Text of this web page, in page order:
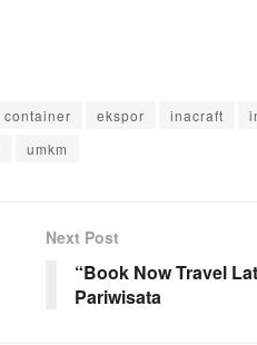
container ekspor inacraft
umkm
Next Post
“Book Now Travel
Pariwisata